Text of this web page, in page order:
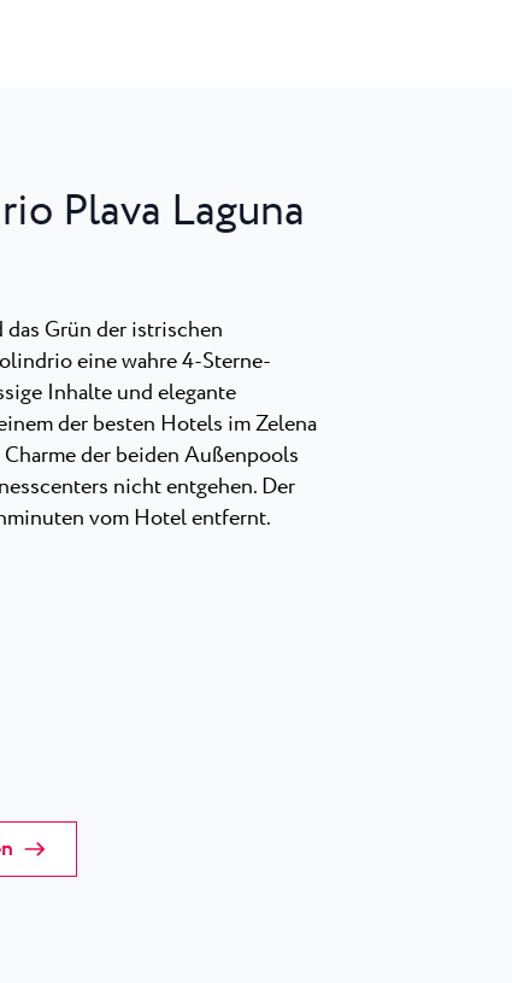
Plava Laguna
Grün der istrischen
eine wahre 4-Sterne-
Inhalte und elegante
der besten Hotels im Zelena
der beiden Außenpools
nicht entgehen. Der
vom Hotel entfernt.